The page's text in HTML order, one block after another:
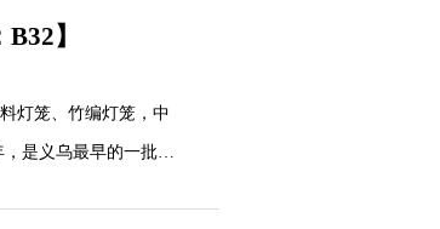
】
灯笼、竹编灯笼，中
是义乌最早的一批工